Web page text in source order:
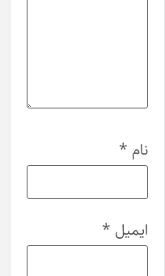
نام *
ایمیل *